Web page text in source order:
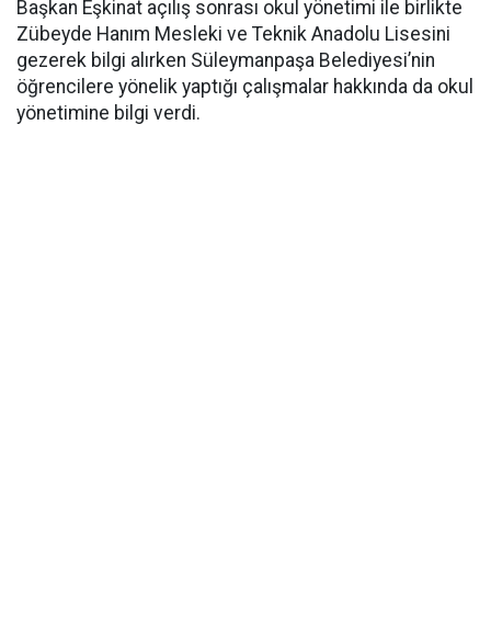
Başkan Eşkinat açılış sonrası okul yönetimi ile birlikte
Zübeyde Hanım Mesleki ve Teknik Anadolu Lisesini
gezerek bilgi alırken Süleymanpaşa Belediyesi’nin
öğrencilere yönelik yaptığı çalışmalar hakkında da okul
yönetimine bilgi verdi.